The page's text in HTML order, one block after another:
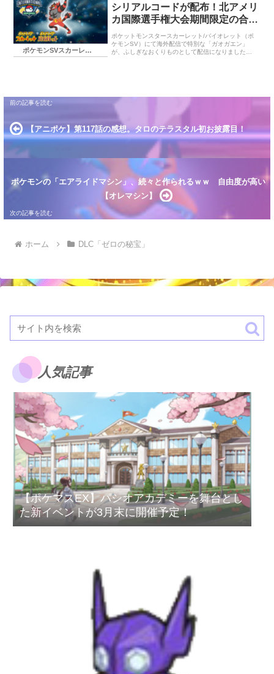
ポケモンSVスカーレット・バイオレット
シリアルコードが配布！北アメリ
カ国際選手権大会期間限定の合言
葉
ポケットモンスタースカーレット/バイオレット（ポ
ケモンSV）にて海外配信で特別な「ガオガエン」
が、ふしぎなおくりものとして配信になりました合
【アニポケ】第117話の感想。タロのテラスタル初お披露目！
ポケモンの「エアライドマシン」、続々と作られるｗｗ 自由度が高い
【オレマシン】
ホーム DLC「ゼロの秘宝」
人気記事
【ポケマスEX】パシオアカデミーを舞台とし
た新イベントが3月末に開催予定！